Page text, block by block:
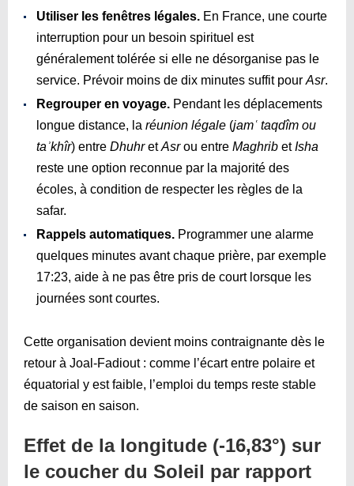
Utiliser les fenêtres légales. En France, une courte
interruption pour un besoin spirituel est
généralement tolérée si elle ne désorganise pas le
service. Prévoir moins de dix minutes suffit pour Asr.
Regrouper en voyage. Pendant les déplacements
longue distance, la réunion légale (jamʿ taqdîm ou
taʾkhîr) entre DhuhretAsrou entre Maghrib etIsha
reste une option reconnue par la majorité des
écoles, à condition de respecter les règles de la
safar.
Rappels automatiques. Programmer une alarme
quelques minutes avant chaque prière, par exemple
17:23, aide à ne pas être pris de court lorsque les
journées sont courtes.
Cette organisation devient moins contraignante dès le
retour à Joal-Fadiout : comme l’écart entre polaire et
équatorial y est faible, l’emploi du temps reste stable
de saison en saison.
Effet de la longitude (-16,83°) sur
le coucher du Soleil par rapport